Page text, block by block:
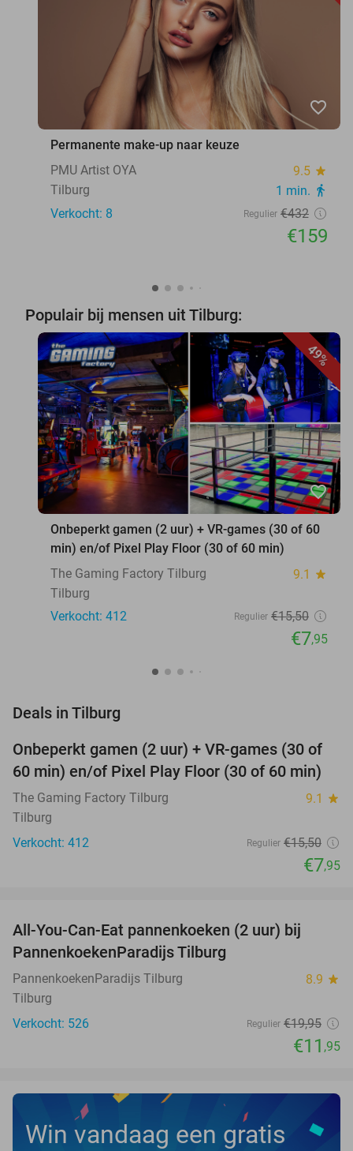
favorite_border
Permanente make-up naar keuze
PMU Artist OYA
9.5 star
Tilburg 1 min. directions_walk
Verkocht: 8 Regulier €432
€159
Populair bij mensen uit Tilburg:
49%
favorite_border
Onbeperkt gamen (2 uur) + VR-games (30 of 60
min) en/of Pixel Play Floor (30 of 60 min)
The Gaming Factory Tilburg
9.1 star
Tilburg
Verkocht: 412
Regulier €15,50
€7,95
Deals in Tilburg
49%
Onbeperkt gamen (2 uur) + VR-games (30 of
60 min) en/of Pixel Play Floor (30 of 60 min)
The Gaming Factory Tilburg 9.1 star
Tilburg
Verkocht: 412
Regulier €15,50
€7,95
All-You-Can-Eat pannenkoeken (2 uur) bij
PannenkoekenParadijs Tilburg
PannenkoekenParadijs Tilburg 8.9 star
Tilburg
Verkocht: 526
Regulier €19,95
€11 ,95
Win vandaag een gratis